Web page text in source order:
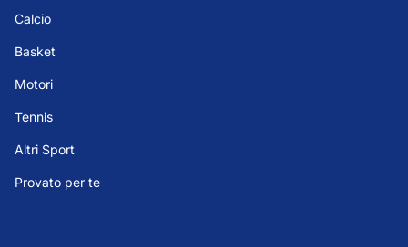
Calcio
Basket
Motori
Tennis
Altri Sport
Provato per te